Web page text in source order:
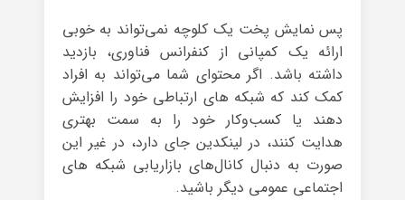
پس نمایش پخت یک کلوچه نمی‌تواند به خوبی
ارائه یک کمپانی از کنفرانس فناوری، بازدید
داشته باشد. اگر محتوای شما می‌تواند به افراد
کمک کند که شبکه های ارتباطی خود را افزایش
دهند یا کسب‌وکار خود را به سمت بهتری
هدایت کنند، در لینکدین جای دارد، در غیر این
صورت به دنبال کانال‌های بازاریابی شبکه های
اجتماعی عمومی دیگر باشید.